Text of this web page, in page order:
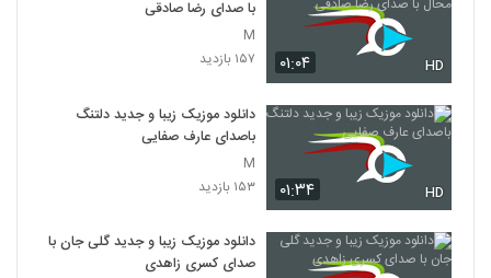
۰۱:۰۴ HD
با صدای رضا صادقی
M
۱۵۷ بازدید
۰۱:۳۴ HD
دانلود موزیک زیبا و جدید دلتنگ
باصدای عارف صفایی
M
۱۵۳ بازدید
دانلود موزیک زیبا و جدید گلی جان با
صدای کسری زاهدی